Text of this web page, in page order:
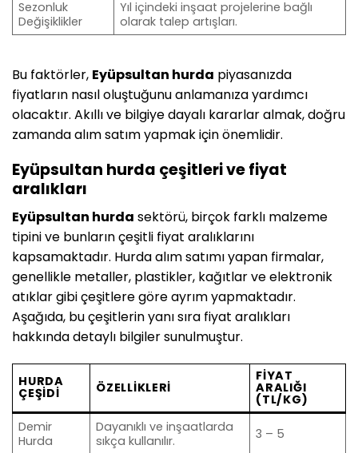
Sezonluk
Değişiklikler
Yıl içindeki inşaat projelerine bağlı
olarak talep artışları.
Bu faktörler, Eyüpsultan hurda piyasanızda
fiyatların nasıl oluştuğunu anlamanıza yardımcı
olacaktır. Akıllı ve bilgiye dayalı kararlar almak, doğru
zamanda alım satım yapmak için önemlidir.
Eyüpsultan hurda çeşitleri ve fiyat
aralıkları
Eyüpsultan hurda sektörü, birçok farklı malzeme
tipini ve bunların çeşitli fiyat aralıklarını
kapsamaktadır. Hurda alım satımı yapan firmalar,
genellikle metaller, plastikler, kağıtlar ve elektronik
atıklar gibi çeşitlere göre ayrım yapmaktadır.
Aşağıda, bu çeşitlerin yanı sıra fiyat aralıkları
hakkında detaylı bilgiler sunulmuştur.
HURDA
ÇEŞIDI ÖZELLIKLERI
FIYAT
ARALIĞI
(TL/KG)
Demir
Hurda
Dayanıklı ve inşaatlarda
sıkça kullanılır.
3 – 5